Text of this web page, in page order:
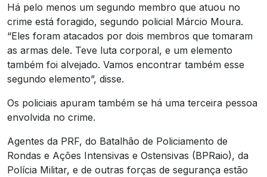
Há pelo menos um segundo membro que atuou no
crime está foragido, segundo policial Márcio Moura.
“Eles foram atacados por dois membros que tomaram
as armas dele. Teve luta corporal, e um elemento
também foi alvejado. Vamos encontrar também esse
segundo elemento”, disse.
Os policiais apuram também se há uma terceira pessoa
envolvida no crime.
Agentes da PRF, do Batalhão de Policiamento de
Rondas e Ações Intensivas e Ostensivas (BPRaio), da
Polícia Militar, e de outras forças de segurança estão